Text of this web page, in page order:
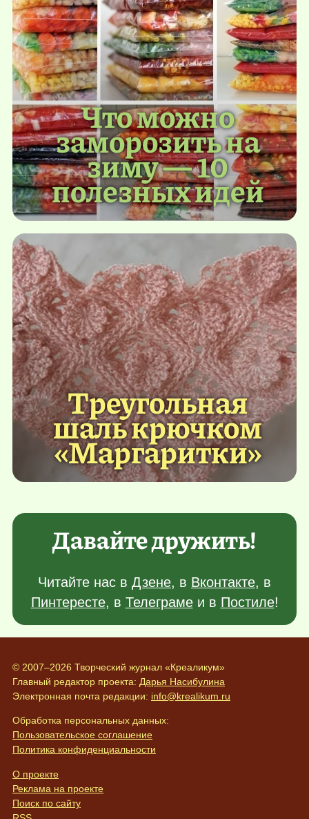
Что можно
заморозить на
зиму — 10
полезных идей
Треугольная
шаль крючком
«Маргаритки»
Давайте дружить!
Читайте нас в Дзене, в Вконтакте, в
Пинтересте, в Телеграмеи в Постиле!
© 2007–2026 Творческий журнал «Креаликум»
Главный редактор проекта: Дарья Насибулина
Электронная почта редакции: info@krealikum.ru
Обработка персональных данных:
Пользовательское соглашение
Политика конфиденциальности
О проекте
Реклама на проекте
Поиск по сайту